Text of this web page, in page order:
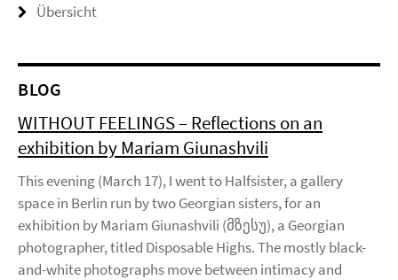
Übersicht
BLOG
WITHOUT FEELINGS – Reflections on an
exhibition by Mariam Giunashvili
This evening (March 17), I went to Halfsister, a gallery
space in Berlin run by two Georgian sisters, for an
exhibition by Mariam Giunashvili (მზესუ), a Georgian
photographer, titled Disposable Highs. The mostly black-
and-white photographs move between intimacy and